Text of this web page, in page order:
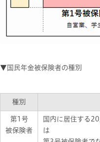
▼国民年金被保険者の種別
種別
第1号
被保険者
国内に居住する
は